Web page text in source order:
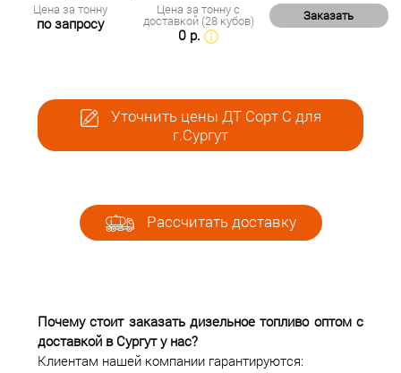
Цена за тонну
по запросу
Цена за тонну с
доставкой (28 кубов)
0 р.
Заказать
Уточнить цены ДТ Сорт С для
г.Сургут
Рассчитать доставку
Почему стоит заказать дизельное топливо оптом с
доставкой в Сургут у нас?
Клиентам нашей компании гарантируются: